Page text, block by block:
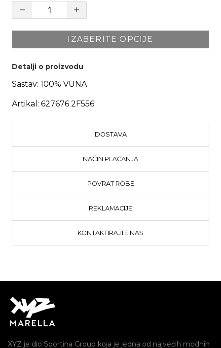
IZABERITE OPCIJE
Detalji o proizvodu
Sastav: 100% VUNA
Artikal: 627676 2F556
DOSTAVA
NAČIN PLAĆANJA
POVRAT ROBE
REKLAMACIJE
KONTAKTIRAJTE NAS
XYZ je dio Sportina Group koja je jedna od najvećih modnih